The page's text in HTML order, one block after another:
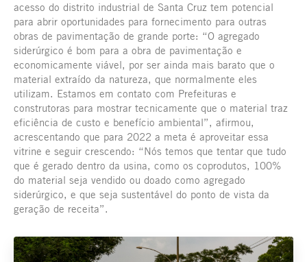
acesso do distrito industrial de Santa Cruz tem potencial
para abrir oportunidades para fornecimento para outras
obras de pavimentação de grande porte: “O agregado
siderúrgico é bom para a obra de pavimentação e
economicamente viável, por ser ainda mais barato que o
material extraído da natureza, que normalmente eles
utilizam. Estamos em contato com Prefeituras e
construtoras para mostrar tecnicamente que o material traz
eficiência de custo e benefício ambiental”, afirmou,
acrescentando que para 2022 a meta é aproveitar essa
vitrine e seguir crescendo: “Nós temos que tentar que tudo
que é gerado dentro da usina, como os coprodutos, 100%
do material seja vendido ou doado como agregado
siderúrgico, e que seja sustentável do ponto de vista da
geração de receita”.